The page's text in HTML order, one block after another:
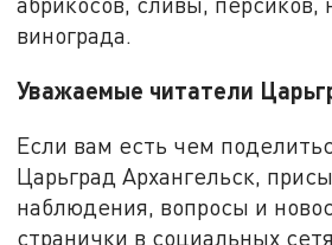
винограда.
Уважаемые читатели
Если вам есть чем
Царьград Архангельск,
наблюдения, вопросы и
странички в социальных